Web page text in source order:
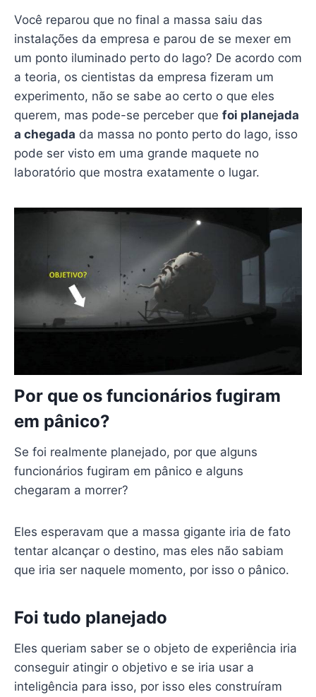
Você reparou que no final a massa saiu das
instalações da empresa e parou de se mexer em
um ponto iluminado perto do lago? De acordo com
a teoria, os cientistas da empresa fizeram um
experimento, não se sabe ao certo o que eles
querem, mas pode-se perceber que foi planejada
a chegada da massa no ponto perto do lago, isso
pode ser visto em uma grande maquete no
laboratório que mostra exatamente o lugar.
Por que os funcionários fugiram
em pânico?
Se foi realmente planejado, por que alguns
funcionários fugiram em pânico e alguns
chegaram a morrer?
Eles esperavam que a massa gigante iria de fato
tentar alcançar o destino, mas eles não sabiam
que iria ser naquele momento, por isso o pânico.
Foi tudo planejado
Eles queriam saber se o objeto de experiência iria
conseguir atingir o objetivo e se iria usar a
inteligência para isso, por isso eles construíram